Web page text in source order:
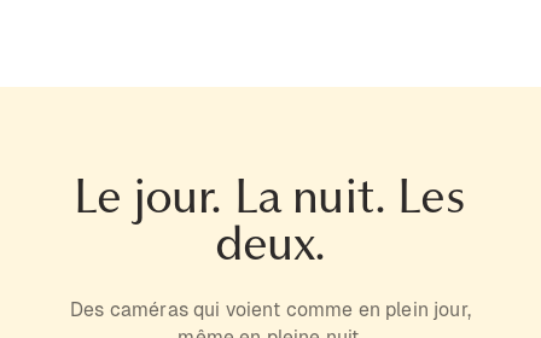
Le jour. La nuit. Les
deux.
Des caméras qui voient comme en plein jour,